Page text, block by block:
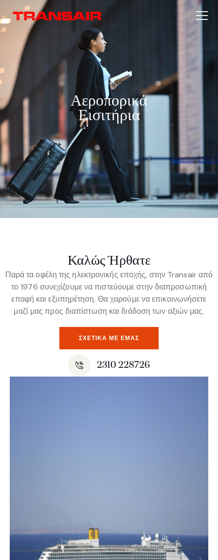
Αεροπορικά
Εισιτήρια
Καλώς Ήρθατε
Παρά τα οφέλη της ηλεκτρονικής εποχής, στην Transair από
το 1976 συνεχίζουμε να πιστεύουμε στην διαπροσωπική
επαφή και εξυπηρέτηση. Θα χαρούμε να επικοινωνήσετε
μαζί μας προς διαπίστωση και διάδοση των αξιών μας.
ΣΧΕΤΙΚΆ ΜΕ ΕΜΆΣ
2310 228726